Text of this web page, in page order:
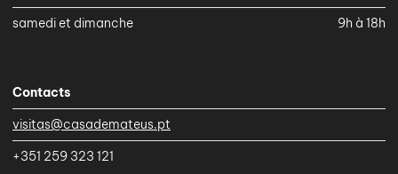
samedi et dimanche
9h à 18h
Contacts
visitas@casademateus.pt
+351 259 323 121